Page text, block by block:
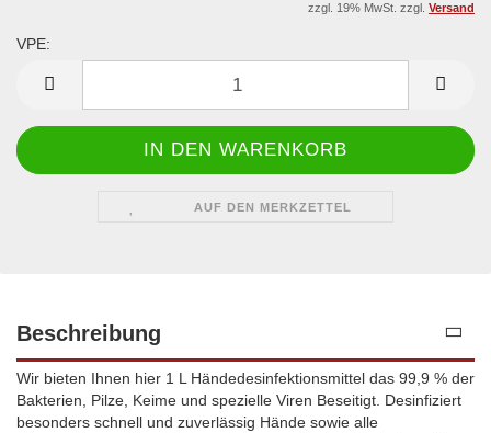
zzgl. 19% MwSt. zzgl. Versand
VPE:
AUF DEN MERKZETTEL
Beschreibung
Wir bieten Ihnen hier 1 L Händedesinfektionsmittel das 99,9 % der
Bakterien, Pilze, Keime und spezielle Viren Beseitigt. Desinfiziert
besonders schnell und zuverlässig Hände sowie alle